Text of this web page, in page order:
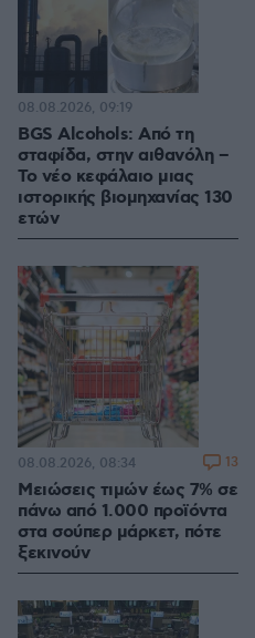
BGS Alcohols: Από τη
σταφίδα, στην αιθανόλη –
Το νέο κεφάλαιο μιας
ιστορικής βιομηχανίας 130
ετών
08.08.2026, 09:19
Μειώσεις τιμών έως 7% σε
πάνω από 1.000 προϊόντα
στα σούπερ μάρκετ, πότε
ξεκινούν
08.08.2026, 08:34 13